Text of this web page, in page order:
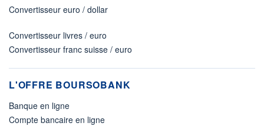
Convertisseur euro / dollar
Convertisseur livres / euro
Convertisseur franc suisse / euro
L'OFFRE BOURSOBANK
Banque en ligne
Compte bancaire en ligne